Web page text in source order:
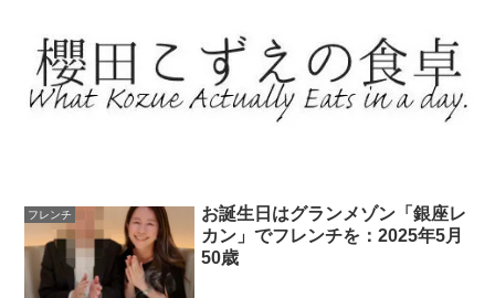
フレンチ
お誕生日はグランメゾン「銀座レ
カン」でフレンチを：2025年5月
50歳